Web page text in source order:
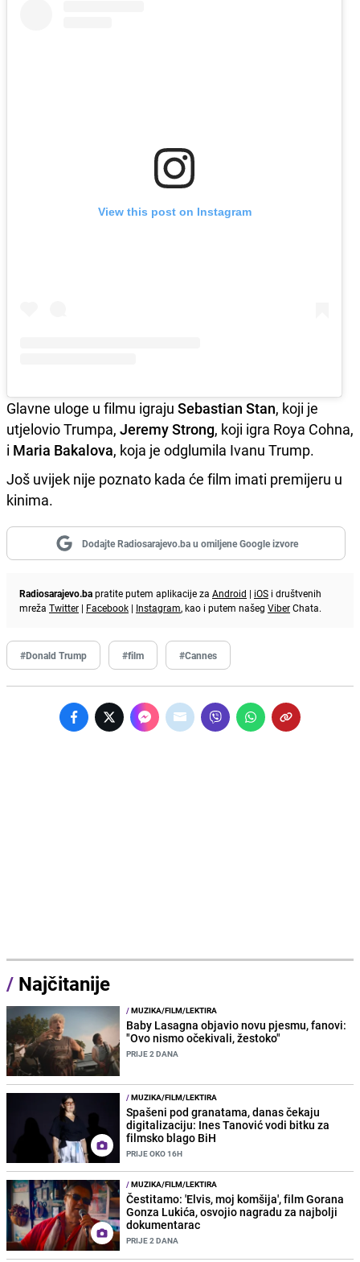
View this post on Instagram
Glavne uloge u filmu igraju Sebastian Stan, koji je
utjelovio Trumpa, Jeremy Strong, koji igra Roya Cohna,
i Maria Bakalova, koja je odglumila Ivanu Trump.
Još uvijek nije poznato kada će film imati premijeru u
kinima.
Dodajte Radiosarajevo.ba u omiljene Google izvore
Radiosarajevo.bapratite putem aplikacije za Android | iOS i društvenih
mreža Twitter | Facebook | Instagram, kao i putem našeg ViberChata.
#Donald Trump #film #Cannes
/ Najčitanije
/MUZIKA/FILM/LEKTIRA
Baby Lasagna objavio novu pjesmu, fanovi:
"Ovo nismo očekivali, žestoko"
PRIJE 2 DANA
/MUZIKA/FILM/LEKTIRA
Spašeni pod granatama, danas čekaju
digitalizaciju: Ines Tanović vodi bitku za
filmsko blago BiH
PRIJE OKO 16H
/MUZIKA/FILM/LEKTIRA
Čestitamo: 'Elvis, moj komšija', film Gorana
Gonza Lukića, osvojio nagradu za najbolji
dokumentarac
PRIJE 2 DANA